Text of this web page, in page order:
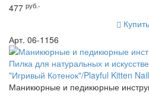
477 руб.-
Купить
Арт. 06-1156
Маникюрные и педикюрные